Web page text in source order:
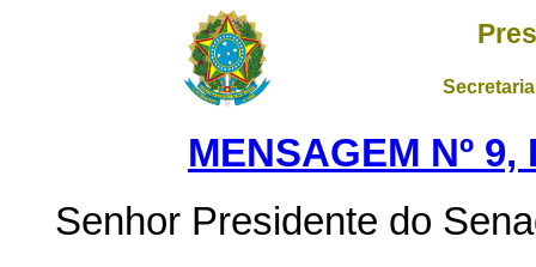
MENSAGEM Nº
Senhor Presidente do